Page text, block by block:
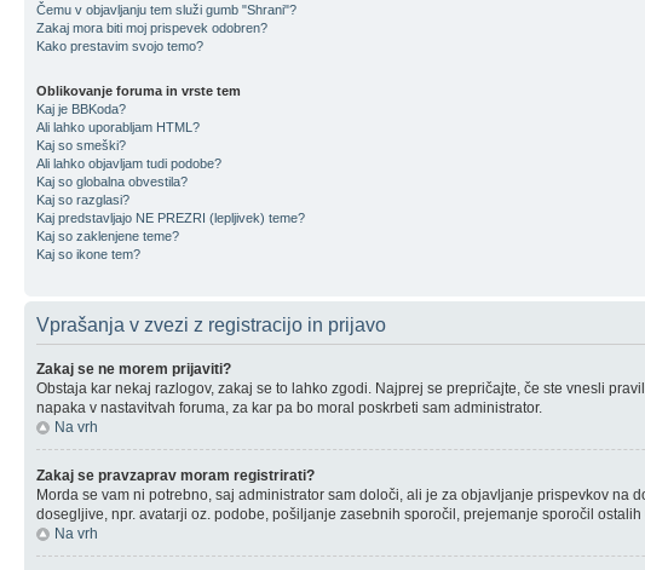
Čemu v objavljanju tem služi gumb "Shrani"?
Zakaj mora biti moj prispevek odobren?
Kako prestavim svojo temo?
Oblikovanje foruma in vrste tem
Kaj je BBKoda?
Ali lahko uporabljam HTML?
Kaj so smeški?
Ali lahko objavljam tudi podobe?
Kaj so globalna obvestila?
Kaj so razglasi?
Kaj predstavljajo NE PREZRI (lepljivek) teme?
Kaj so zaklenjene teme?
Kaj so ikone tem?
Vprašanja v zvezi z registracijo in prijavo
Zakaj se ne morem prijaviti?
Obstaja kar nekaj razlogov, zakaj se to lahko zgodi. Najprej se prepričajte, če ste vnesli
napaka v nastavitvah foruma, za kar pa bo moral poskrbeti sam administrator.
Na vrh
Zakaj se pravzaprav moram registrirati?
Morda se vam ni potrebno, saj administrator sam določi, ali je za objavljanje prispevkov
dosegljive, npr. avatarji oz. podobe, pošiljanje zasebnih sporočil, prejemanje sporočil
Na vrh